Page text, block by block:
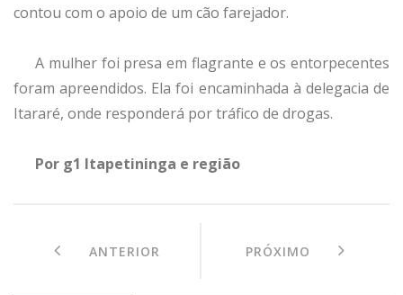
contou com o apoio de um cão farejador.
A mulher foi presa em flagrante e os entorpecentes
foram apreendidos. Ela foi encaminhada à delegacia de
Itararé, onde responderá por tráfico de drogas.
Por g1 Itapetininga e região
ANTERIOR PRÓXIMO